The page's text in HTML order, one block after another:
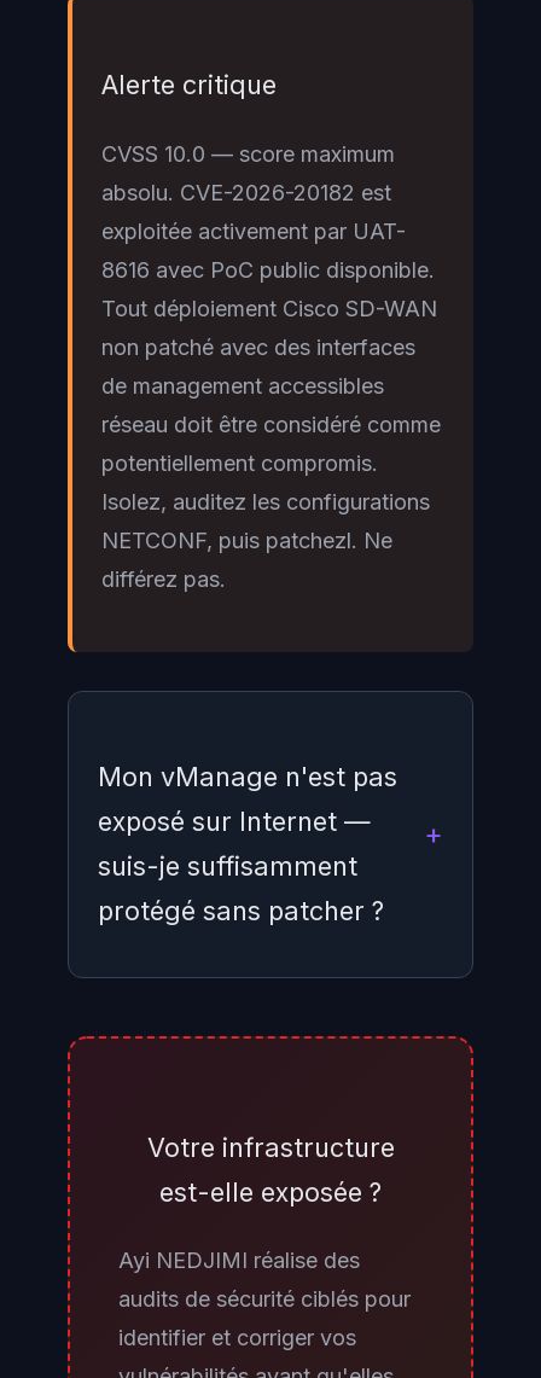
Alerte critique
CVSS 10.0 — score maximum
absolu. CVE-2026-20182 est
exploitée activement par UAT-
8616 avec PoC public disponible.
Tout déploiement Cisco SD-WAN
non patché avec des interfaces
de management accessibles
réseau doit être considéré comme
potentiellement compromis.
Isolez, auditez les configurations
NETCONF, puis patchezl. Ne
différez pas.
Mon vManage n'est pas
exposé sur Internet —
suis-je suffisamment
protégé sans patcher ?
complète. Si un segment interne
vManage — via un poste de
travail infecté, un accès VPN mal
segmenté, ou une DMZ partagée
Votre infrastructure
est-elle exposée ?
Ayi NEDJIMI réalise des
audits de sécurité ciblés pour
identifier et corriger vos